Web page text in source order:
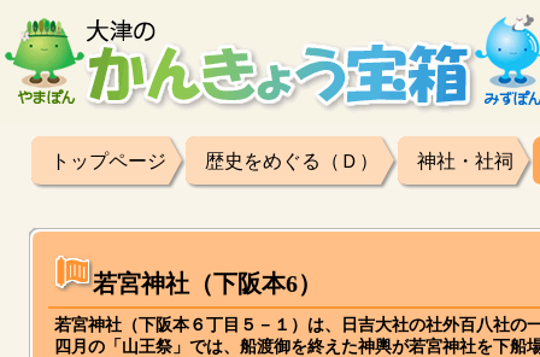
トップページ 歴史をめぐる（Ｄ） 神社・社祠
若宮神社（下阪本6）
若宮神社（下阪本６丁目５－１）は、日吉大社の社外百八社
四月の「山王祭」では、船渡御を終えた神輿が若宮神社を下